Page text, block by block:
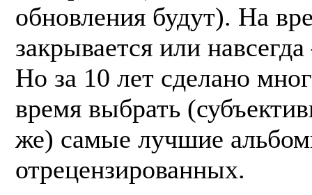
обновления будут). На
закрывается или
Но за 10 лет сделано
время выбрать
же) самые лучшие
отрецензированных.